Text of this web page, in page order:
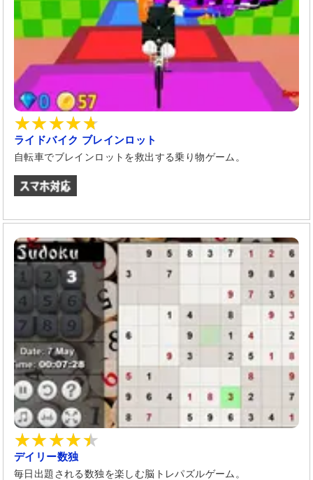
ライドバイク ブレインロット
自転車でブレインロットを救出する乗り物ゲーム。
デイリー数独
毎日出題される数独を楽しむ脳トレパズルゲーム。